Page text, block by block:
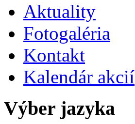
Aktuality
Fotogaléria
Kontakt
Kalendár akcií
Výber jazyka